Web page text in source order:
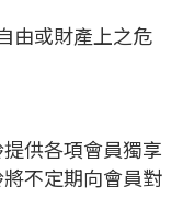
由或財產上之危
供各項會員獨享
不定期向會員對